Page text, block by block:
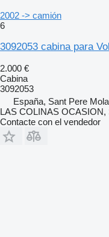
2002 -> camión
6
3092053 cabina para
2.000 €
Cabina
3092053
España, Sant Pere
LAS COLINAS OCASION,
Contacte con el vendedor